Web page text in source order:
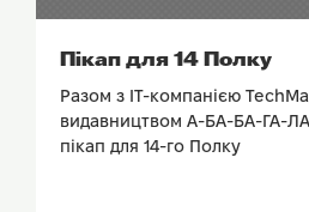
ПОДИВИТИСЬ
Пікап для 14 Полку
Разом з ІТ-компанією
видавництвом А-БА-БА-ГА-
пікап для 14-го Полку